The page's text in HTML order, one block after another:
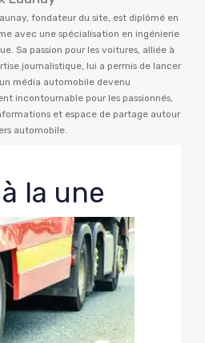
fondateur du site, est diplômé en
avec une spécialisation en ingénierie
Sa passion pour les voitures, alliée à
journalistique, lui a permis de lancer
média automobile devenu
incontournable pour les passionnés,
et espace de partage autour
automobile.
la une